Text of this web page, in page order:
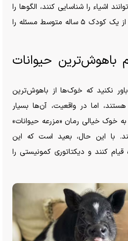
اشیاء را شناسایی کنند، الگو‌ها را
به خاطر بسپارند و سریعتر از یک کودک ۵ ساله متوسط مسئله را
باهوش‌ترین حیوانات
نکنید که خوک‌ها از باهوش‌ترین
اما در واقعیت، آن‌ها بسیار
خوک خیالی رمان «مزرعه حیوانات»
با این حال، بعید است که این
کنند و دیکتاتوری کمونیستی را